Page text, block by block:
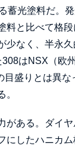
蓄光塗料だ。
料と比べて格
少なく、半永
はNSX（欧
目盛りとは異な
。
がある。ダイ
にしたハニカム